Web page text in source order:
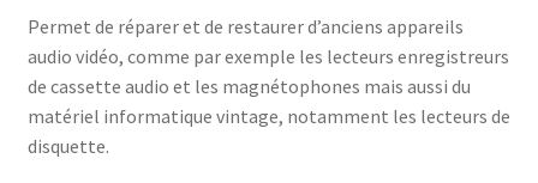
Permet de réparer et de restaurer d’anciens appareils
audio vidéo, comme par exemple les lecteurs enregistreurs
de cassette audio et les magnétophones mais aussi du
matériel informatique vintage, notamment les lecteurs de
disquette.